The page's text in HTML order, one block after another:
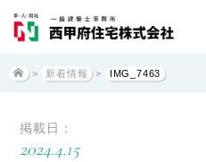
> 新着情報 > IMG_7463
掲載日：
2024.4.15